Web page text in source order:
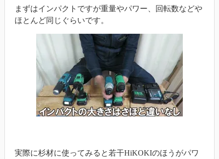
まずはインパクトですが重量やパワー、回転数などや
ほとんど同じぐらいです。
実際に杉材に使ってみると若干HiKOKIのほうがパワ